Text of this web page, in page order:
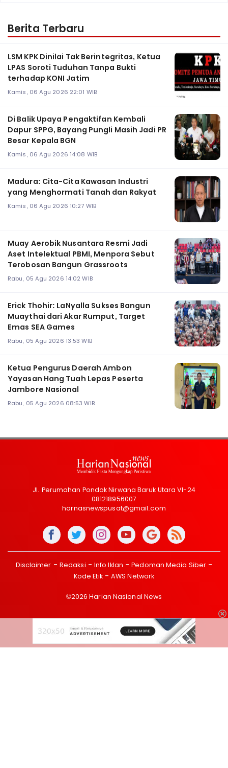
Berita Terbaru
LSM KPK Dinilai Tak Berintegritas, Ketua
LPAS Soroti Tuduhan Tanpa Bukti
terhadap KONI Jatim
Kamis, 06 Agu 2026 22:01 WIB
Di Balik Upaya Pengaktifan Kembali
Dapur SPPG, Bayang Pungli Masih Jadi PR
Besar Kepala BGN
Kamis, 06 Agu 2026 14:08 WIB
Madura: Cita-Cita Kawasan Industri
yang Menghormati Tanah dan Rakyat
Kamis, 06 Agu 2026 10:27 WIB
Muay Aerobik Nusantara Resmi Jadi
Aset Intelektual PBMI, Menpora Sebut
Terobosan Bangun Grassroots
Rabu, 05 Agu 2026 14:02 WIB
Erick Thohir: LaNyalla Sukses Bangun
Muaythai dari Akar Rumput, Target
Emas SEA Games
Rabu, 05 Agu 2026 13:53 WIB
Ketua Pengurus Daerah Ambon
Yayasan Hang Tuah Lepas Peserta
Jambore Nasional
Rabu, 05 Agu 2026 08:53 WIB
Jl. Perumahan Pondok Nirwana Baruk Utara VI-24
081218956007
harnasnewspusat@gmail.com
Disclaimer Redaksi Info Iklan
Pedoman Media Siber
Kode Etik
AWS Network
©2026 Harian Nasional News